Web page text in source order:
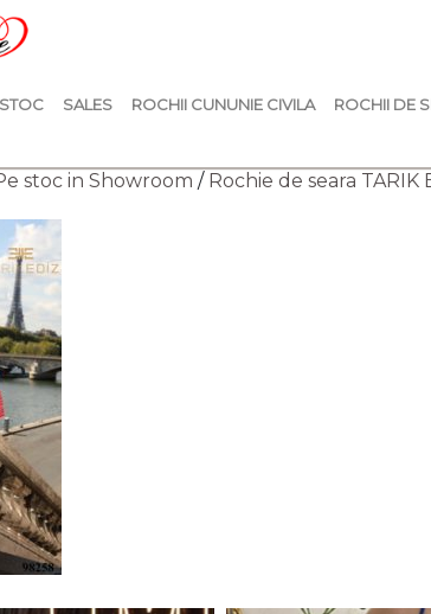
SALES ROCHII CUNUNIE CIVILA ROCHII DE
stoc in Showroom / Rochie de seara TARIK